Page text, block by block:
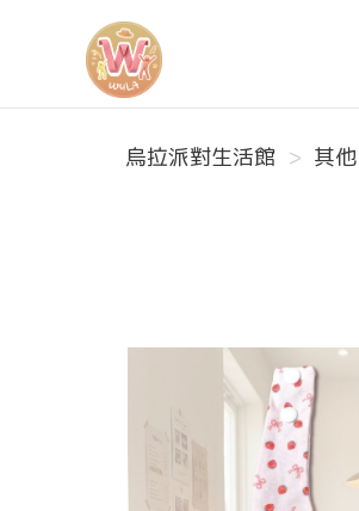
烏拉派對生活館
烏拉派對生活館
其他